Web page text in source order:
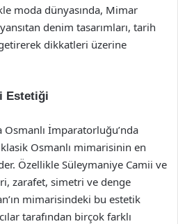
moda dünyasında, Mimar
yansıtan denim tasarımları, tarih
dikkatleri üzerine
Estetiği
İmparatorluğu’nda
Osmanlı mimarisinin en
Özellikle Süleymaniye Camii ve
zarafet, simetri ve denge
mimarisindeki bu estetik
tarafından birçok farklı